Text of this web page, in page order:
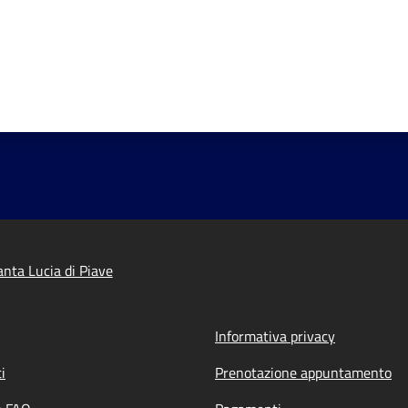
Lucia di Piave
Informativa privacy
Prenotazione appuntamento